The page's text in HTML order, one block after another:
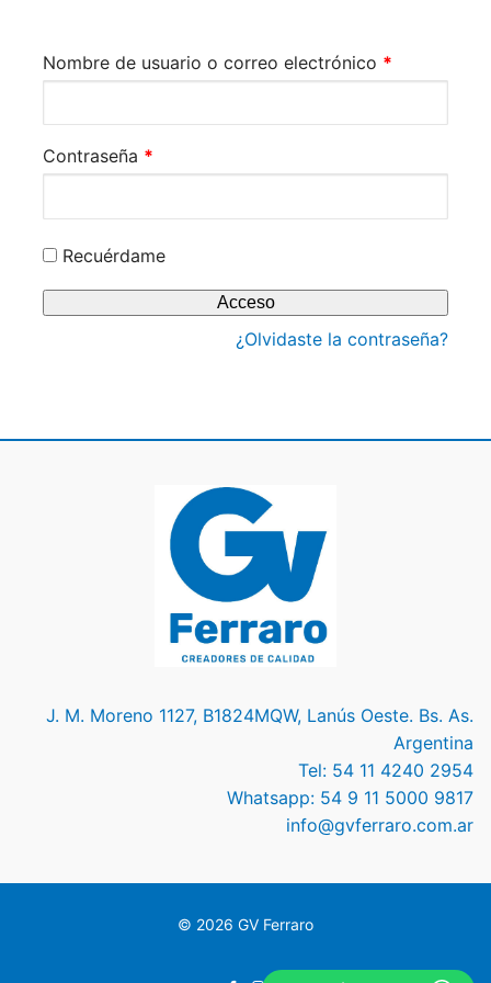
Nombre de usuario o correo electrónico *
Contraseña *
Recuérdame
Acceso
¿Olvidaste la contraseña?
J. M. Moreno 1127, B1824MQW, Lanús Oeste. Bs. As.
Argentina
Tel: 54 11 4240 2954
Whatsapp: 54 9 11 5000 9817
info@gvferraro.com.ar
© 2026 GV Ferraro